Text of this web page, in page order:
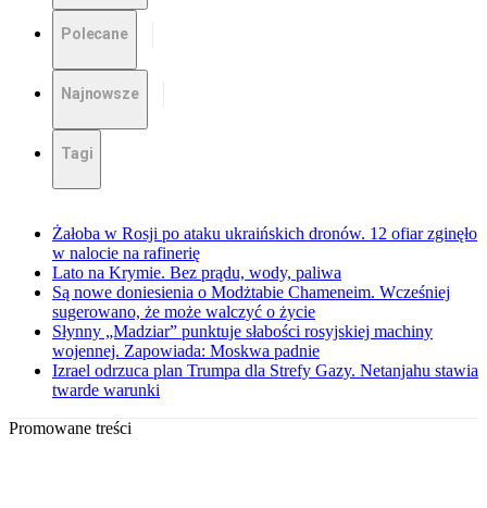
Polecane
Najnowsze
Tagi
Żałoba w Rosji po ataku ukraińskich dronów. 12 ofiar zginęło
w nalocie na rafinerię
Lato na Krymie. Bez prądu, wody, paliwa
Są nowe doniesienia o Modżtabie Chameneim. Wcześniej
sugerowano, że może walczyć o życie
Słynny „Madziar” punktuje słabości rosyjskiej machiny
wojennej. Zapowiada: Moskwa padnie
Izrael odrzuca plan Trumpa dla Strefy Gazy. Netanjahu stawia
twarde warunki
Promowane treści